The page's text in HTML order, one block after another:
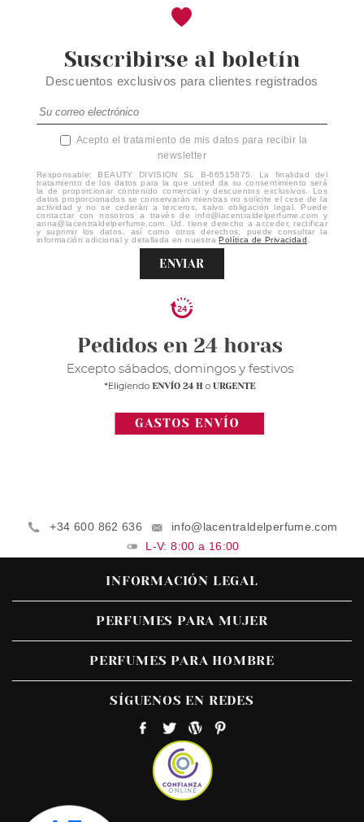
Suscribirse al boletín
Descuentos exclusivos para clientes registrados
Acepto el tratamiento de mis datos para recibir la
newsletter
Responsable: BEAUTY DIVISION SL B-66515875. La finalidad del
tratamiento de los datos para la que usted da su consentimiento será
la de proporcionar contenido comercial y descuentos exclusivos. Los
datos proporcionados se conservarán mientras no solicite el cese de la
actividad y no se cederán a terceros, salvo obligación legal. Puede
contactar con nosotros a través de info@lacentraldelperfume.com y
anna@lacentraldelperfume.com. Ud. tiene derecho a acceder, rectificar
y suprimir los datos, así como otros derechos, puede consultar la
información adicional y detallada en nuestraPolítica de Privacidad
ENVIAR
+34 600 862 636
info@lacentraldelperfume.com
L-V: 8:00 a 16:00
INFORMACIÓN LEGAL
PERFUMES PARA MUJER
PERFUMES PARA HOMBRE
SÍGUENOS EN REDES